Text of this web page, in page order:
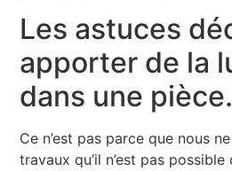
Les astuces
apporter de la
dans une pièce.
Ce n’est pas parce que nous
travaux qu’il n’est pas